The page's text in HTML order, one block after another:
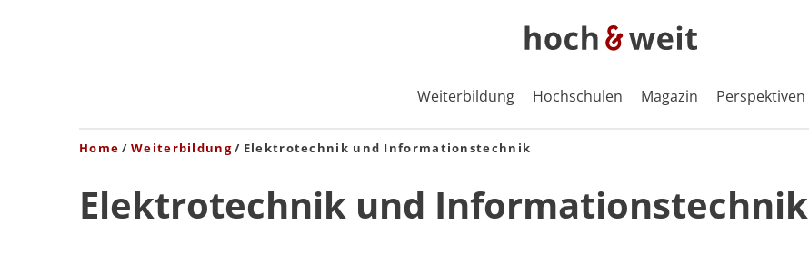
Weiterbildung Hochschulen Magazin Perspektiven
Home Weiterbildung Elektrotechnik und Informationstechnik
Elektrotechnik und Informationstechnik